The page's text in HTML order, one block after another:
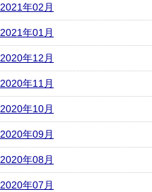
2021年02月
2021年01月
2020年12月
2020年11月
2020年10月
2020年09月
2020年08月
2020年07月